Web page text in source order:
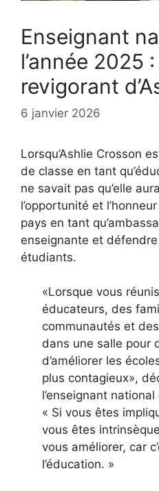
Enseignant
l’année 2025
revigorant
6 janvier 2026
Lorsqu’Ashlie Crosson
de classe en tant
ne savait pas qu’elle
l’opportunité et
pays en tant
enseignante et
étudiants.
«Lorsque vous
éducateurs, des
communautés et
dans une salle pour
d’améliorer les
plus contagieux»,
l’enseignant national
« Si vous êtes
vous êtes
vous améliorer, car
l’éducation. »